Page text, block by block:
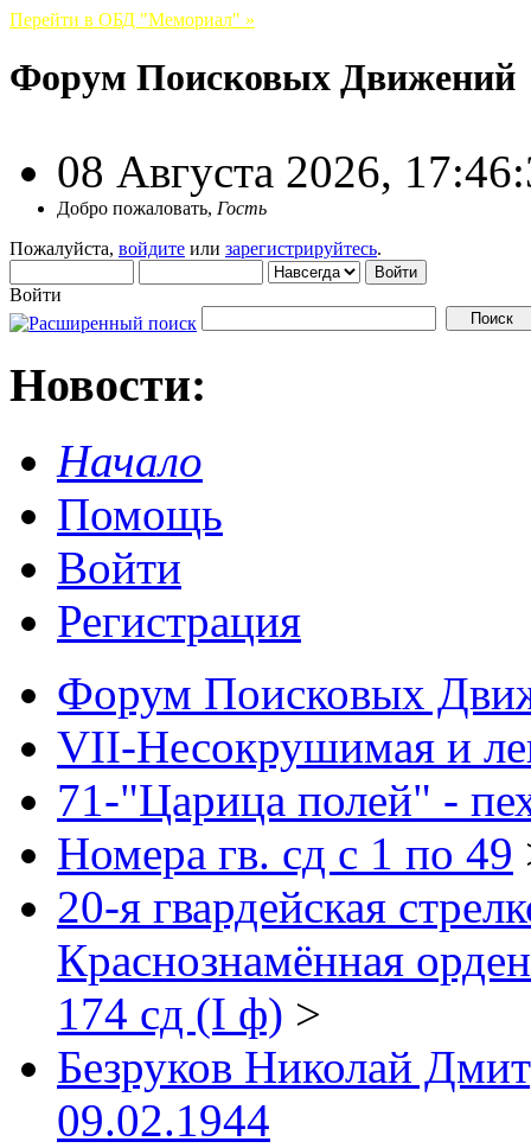
Перейти в ОБД "Мемориал" »
Форум Поисковых Движений
08 Августа 2026,
Добро пожаловать, Гость
Пожалуйста, войдите или зарегистрируйтесь.
Войти
Новости:
Начало
Помощь
Войти
Регистрация
Форум Поисковых
VII-Несокрушимая и
71-"Царица полей" -
Номера гв. сд с 1 по 49
20-я гвардейская
Краснознамённая
174 сд (I ф) >
Безруков Николай
09.02.1944